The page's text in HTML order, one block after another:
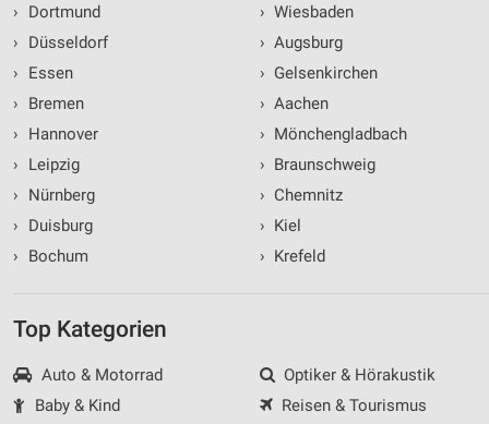
›
Dortmund
›
Düsseldorf
›
Essen
›
Bremen
›
Hannover
›
Leipzig
›
Nürnberg
›
Duisburg
›
Bochum
› Wiesbaden
› Augsburg
› Gelsenkirchen
› Aachen
› Mönchengladbach
› Braunschweig
› Chemnitz
› Kiel
› Krefeld
Top Kategorien
Auto & Motorrad
Baby & Kind
Optiker & Hörakustik
Reisen & Tourismus